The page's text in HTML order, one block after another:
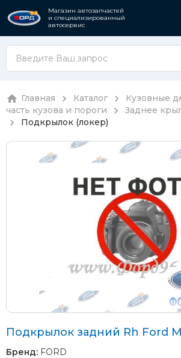
Магазин автозапчастей
и специализированный
автосервис
Главная Каталог Кузовные
часть кузова и пороги
Заднее
Подкрылок (локер)
Подкрылок задний Rh Ford
Бренд: FORD